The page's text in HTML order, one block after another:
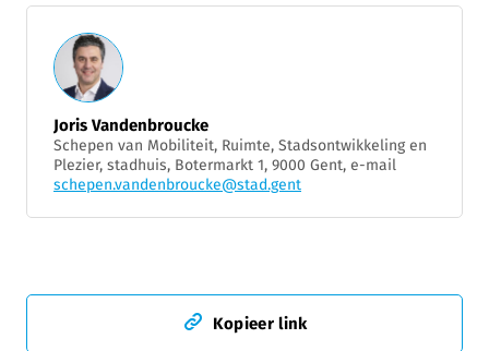
Joris Vandenbroucke
Schepen van Mobiliteit, Ruimte, Stadsontwikkeling en
Plezier, stadhuis, Botermarkt 1, 9000 Gent, e-mail
schepen.vandenbroucke@stad.gent
Kopieer link